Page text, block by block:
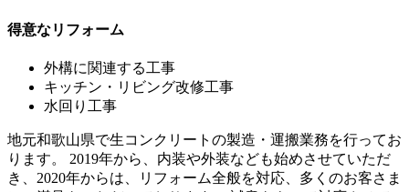
得意なリフォーム
外構に関連する工事
キッチン・リビング改修工事
水回り工事
地元和歌山県で生コンクリートの製造・運搬業務を行ってお
ります。 2019年から、内装や外装なども始めさせていただ
き、2020年からは、リフォーム全般を対応、多くのお客さま